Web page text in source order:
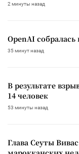
2 минуты назад
OpenAI
35 минут назад
В результате
14 человек
53 минуты назад
Глава Сеуты